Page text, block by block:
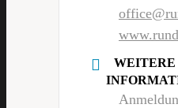
WEITERE